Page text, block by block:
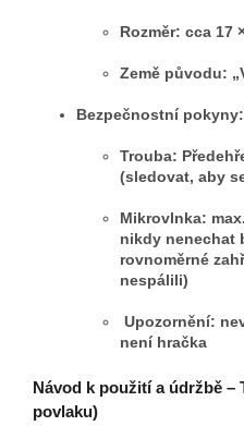
Rozměr: cca 17
Země původu:
Bezpečnostní pokyny:
Trouba:
(sledovat, aby
Mikrovlnka:
nikdy nenechat
rovnoměrné
nespálili)
Upozornění:
není hračka
Návod k použití a údržbě –
povlaku)